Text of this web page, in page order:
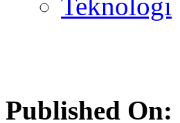
Published On: